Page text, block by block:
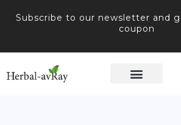
Subscribe to our newsletter and
coupon